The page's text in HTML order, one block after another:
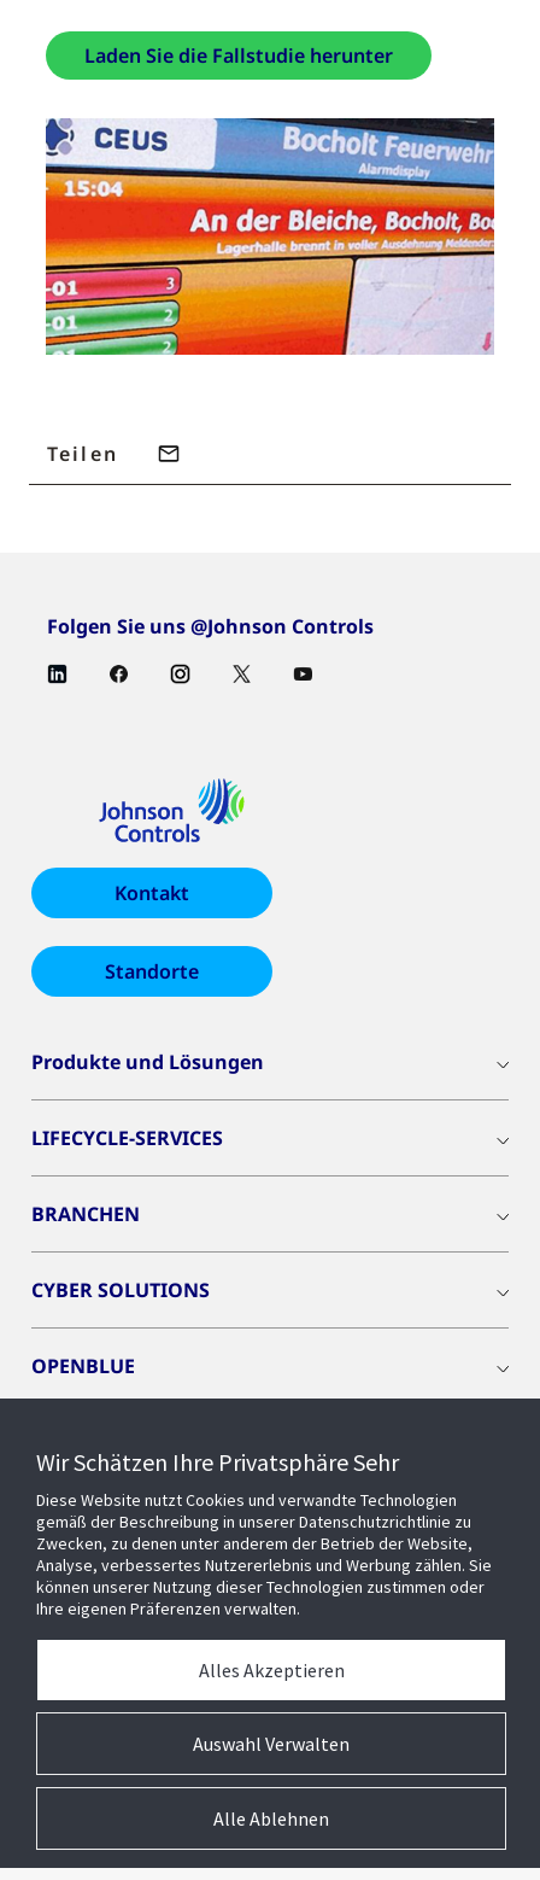
Laden Sie die Fallstudie herunter
Teilen
Folgen Sie uns @Johnson Controls
Kontakt
Standorte
Produkte und Lösungen
LIFECYCLE-SERVICES
BRANCHEN
CYBER SOLUTIONS
OPENBLUE
EVENTS
Über uns
© 2026 Johnson Controls Inc. All rights reserved.
Wir Schätzen Ihre Privatsphäre Sehr
Diese Website nutzt Cookies und verwandte Technologien
gemäß der Beschreibung in unserer Datenschutzrichtlinie zu
Zwecken, zu denen unter anderem der Betrieb der Website,
Analyse, verbessertes Nutzererlebnis und Werbung zählen. Sie
können unserer Nutzung dieser Technologien zustimmen oder
Ihre eigenen Präferenzen verwalten.
Auswahl Verwalten
Alles Akzeptieren
Alle Ablehnen